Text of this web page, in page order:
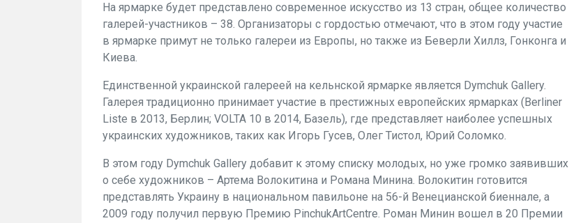
На ярмарке будет представлено современное искусство из 13 стран, общее количество
галерей-участников – 38. Организаторы с гордостью отмечают, что в этом году участие
в ярмарке примут не только галереи из Европы, но также из Беверли Хиллз, Гонконга и
Киева.
Единственной украинской галереей на кельнской ярмарке является Dymchuk Gallery.
Галерея традиционно принимает участие в престижных европейских ярмарках (Berliner
Liste в 2013, Берлин; VOLTA 10 в 2014, Базель), где представляет наиболее успешных
украинских художников, таких как Игорь Гусев, Олег Тистол, Юрий Соломко.
В этом году Dymchuk Gallery добавит к этому списку молодых, но уже громко заявивших
о себе художников – Артема Волокитина и Романа Минина. Волокитин готовится
представлять Украину в национальном павильоне на 56-й Венецианской биеннале, а
2009 году получил первую Премию PinchukArtCentre. Роман Минин вошел в 20 Премии